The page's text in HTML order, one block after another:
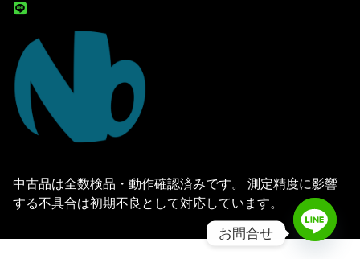
中古品は全数検品・動作確認済みです。 測定精度に影響
する不具合は初期不良として対応しています。
お問合せ